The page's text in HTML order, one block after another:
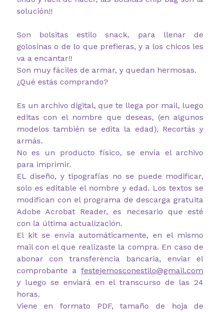
solución!!
Son bolsitas estilo snack, para llenar de
golosinas o de lo que prefieras, y a los chicos les
va a encantar!!
Son muy fáciles de armar, y quedan hermosas.
¿Qué estás comprando?
Es un archivo digital, que te llega por mail, luego
editas con el nombre que deseas, (en algunos
modelos también se edita la edad), Recortás y
armás.
No es un producto físico, se envía el archivo
para imprimir.
EL diseño, y tipografías no se puede modificar,
solo es editable el nombre y edad. Los textos se
modifican con el programa de descarga gratuita
Adobe Acrobat Reader, es necesario que esté
con la última actualización.
El kit se envía automáticamente, en el mismo
mail con el que realizaste la compra. En caso de
abonar con transferencia bancaria, enviar el
comprobante afestejemosconestilo@gmail.com
y luego se enviará en el transcurso de las 24
horas.
Viene en formato PDF, tamaño de hoja de